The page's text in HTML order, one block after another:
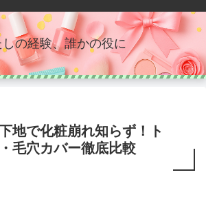
の経験、誰かの役に
地で化粧崩れ知らず！ト
毛穴カバー徹底比較